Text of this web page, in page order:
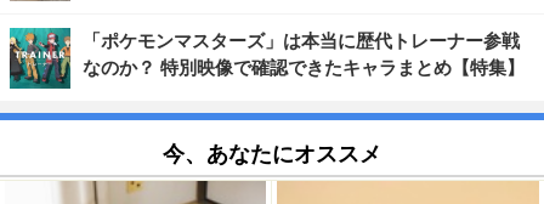
「ポケモンマスターズ」は本当に歴代トレーナー参戦
なのか？ 特別映像で確認できたキャラまとめ【特集】
今、あなたにオススメ